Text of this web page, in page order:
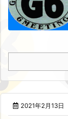
2021年2月13日